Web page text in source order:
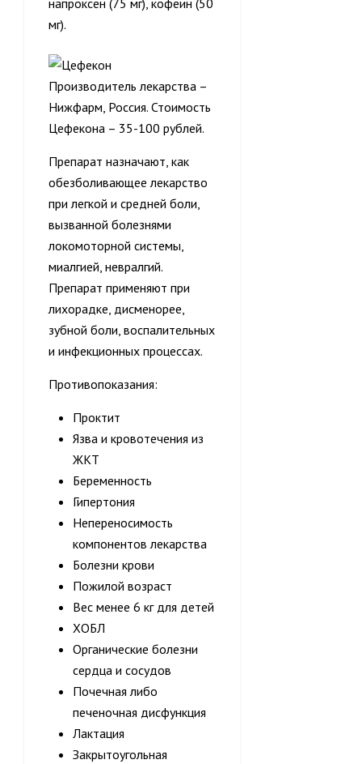
напроксен (75 мг), кофеин (50
мг).
Производитель лекарства –
Нижфарм, Россия. Стоимость
Цефекона – 35-100 рублей.
Препарат назначают, как
обезболивающее лекарство
при легкой и средней боли,
вызванной болезнями
локомоторной системы,
миалгией, невралгий.
Препарат применяют при
лихорадке, дисменорее,
зубной боли, воспалительных
и инфекционных процессах.
Противопоказания:
Проктит
Язва и кровотечения из
ЖКТ
Беременность
Гипертония
Непереносимость
компонентов лекарства
Болезни крови
Пожилой возраст
Вес менее 6 кг для детей
ХОБЛ
Органические болезни
сердца и сосудов
Почечная либо
печеночная дисфункция
Лактация
Закрытоугольная